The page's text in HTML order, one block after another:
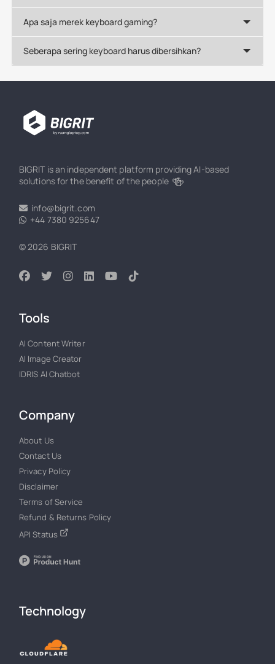
Apa saja merek keyboard gaming?
Seberapa sering keyboard harus dibersihkan?
BIGRIT is an independent platform providing AI-based
solutions for the benefit of the people 🍻
info@bigrit.com
+44 7380 925647
© 2026 BIGRIT
Tools
AI Content Writer
AI Image Creator
IDRIS AI Chatbot
Company
About Us
Contact Us
Privacy Policy
Disclaimer
Terms of Service
Refund & Returns Policy
API Status
Technology